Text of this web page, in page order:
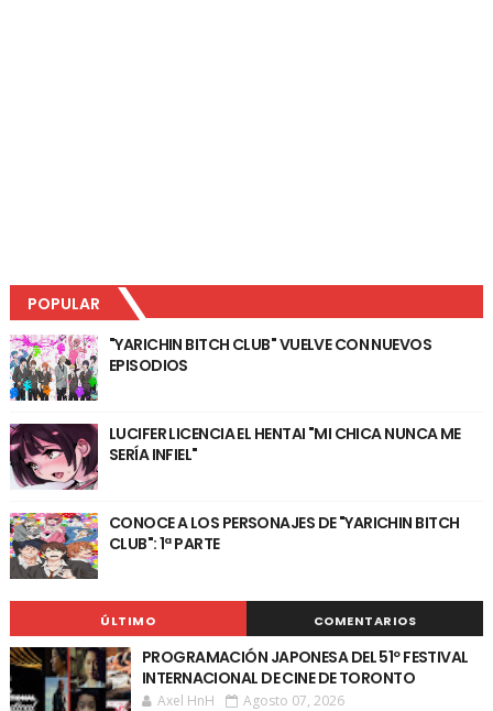
POPULAR
"YARICHIN BITCH CLUB" VUELVE CON NUEVOS
EPISODIOS
LUCIFER LICENCIA EL HENTAI "MI CHICA NUNCA ME
SERÍA INFIEL"
CONOCE A LOS PERSONAJES DE "YARICHIN BITCH
CLUB": 1ª PARTE
ÚLTIMO COMENTARIOS
PROGRAMACIÓN JAPONESA DEL 51º FESTIVAL
INTERNACIONAL DE CINE DE TORONTO
Axel HnH Agosto 07, 2026